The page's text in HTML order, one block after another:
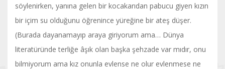
söylenirken, yanına gelen bir kocakarıdan pabucu giyen kızın
bir içim su olduğunu öğrenince yüreğine bir ateş düşer.
(Burada dayanamayıp araya giriyorum ama… Dünya
literatüründe terliğe âşık olan başka şehzade var mıdır, onu
bilmiyorum ama kız onunla evlense ne olur evlenmese ne